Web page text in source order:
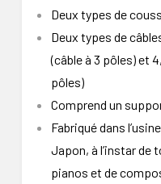
Deux types de
Deux types de
(câble à 3 pôles) et
pôles)
Comprend un
Fabriqué dans
Japon, à l’instar de
pianos et de